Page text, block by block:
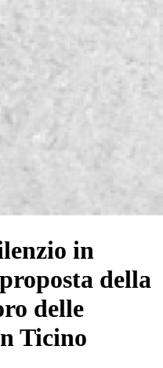
in
della
delle
Ticino